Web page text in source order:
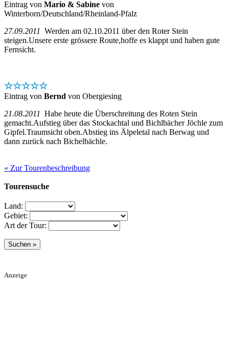
Eintrag von Mario & Sabine von
Winterborn/Deutschland/Rheinland-Pfalz
27.09.2011 Werden am 02.10.2011 über den Roter Stein
steigen.Unsere erste grössere Route,hoffe es klappt und haben gute
Fernsicht.
☆☆☆☆☆
Eintrag von Bernd von Obergiesing
21.08.2011 Habe heute die Überschreitung des Roten Stein
gemacht.Aufstieg über das Stockachtal und Bichlbächer Jöchle zum
Gipfel.Traumsicht oben.Abstieg ins Älpeletal nach Berwag und
dann zurück nach Bichelbächle.
« Zur Tourenbeschreibung
Tourensuche
Land:
Gebiet:
Art der Tour:
Anzeige